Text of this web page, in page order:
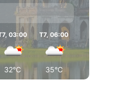
03:00
32°C
T7, 06:00
35°C